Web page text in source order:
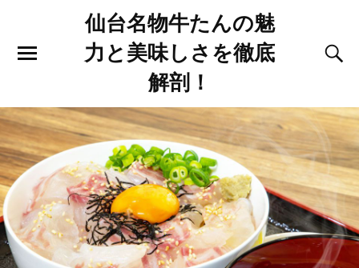
仙台名物牛たんの魅
力と美味しさを徹底
解剖！